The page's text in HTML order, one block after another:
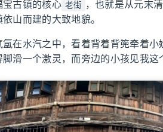
古镇的核心 老街 ，也就是从元末
山而建的大致地貌。
在水汽之中，看着背着背篼牵着
脚滑一个激灵，而旁边的小孩见我这